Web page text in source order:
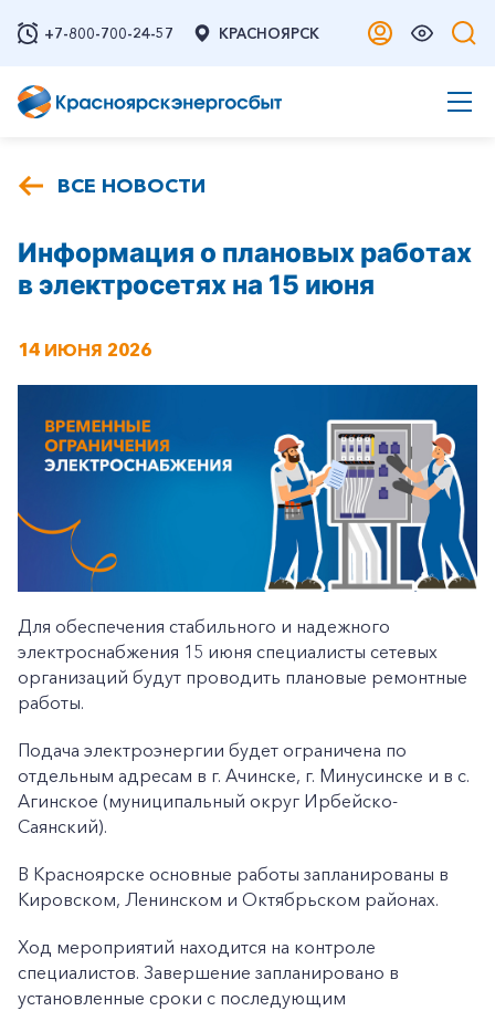
+7-800-700-24-57 КРАСНОЯРСК
ВСЕ НОВОСТИ
Информация о плановых работах
в электросетях на 15 июня
14 ИЮНЯ 2026
Для обеспечения стабильного и надежного
электроснабжения 15 июня специалисты сетевых
организаций будут проводить плановые ремонтные
работы.
Подача электроэнергии будет ограничена по
отдельным адресам в г. Ачинске, г. Минусинске и в с.
Агинское (муниципальный округ Ирбейско-
Саянский).
В Красноярске основные работы запланированы в
Кировском, Ленинском и Октябрьском районах.
Ход мероприятий находится на контроле
специалистов. Завершение запланировано в
установленные сроки с последующим